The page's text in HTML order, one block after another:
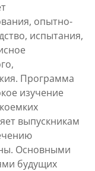
опытно-
испытания,
Программа
изучение
выпускникам
Основными
будущих